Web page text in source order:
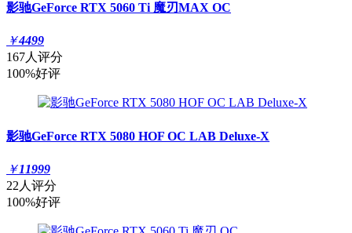
影驰GeForce RTX 5060 Ti 魔刃MAX OC
￥4499
167人评分
100%好评
影驰GeForce RTX 5080 HOF OC LAB Deluxe-X
￥11999
22人评分
100%好评